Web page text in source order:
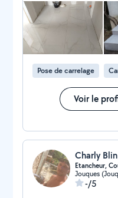
de bains. Finitions
l'exécution,
(+ 1100€ baissés à 900€
salle de bain mal fait et
(jolis carreaux derrière un
apparents), éclat fait sur
laissés dans la cage
Pose de carrelage
Voir le
Charly Blin
Etancheur,
Jouques
-/5